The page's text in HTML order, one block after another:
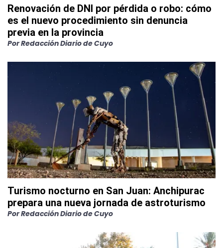
Renovación de DNI por pérdida o robo: cómo
es el nuevo procedimiento sin denuncia
previa en la provincia
PorRedacción Diario de Cuyo
Turismo nocturno en San Juan: Anchipurac
prepara una nueva jornada de astroturismo
PorRedacción Diario de Cuyo